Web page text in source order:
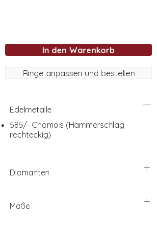
In den Warenkorb
Ringe anpassen und bestellen
Edelmetalle
585/- Chamois (Hammerschlag
rechteckig)
Diamanten
Maße